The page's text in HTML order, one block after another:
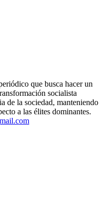
que busca hacer un
socialista
de la sociedad, manteniendo
a las élites dominantes.